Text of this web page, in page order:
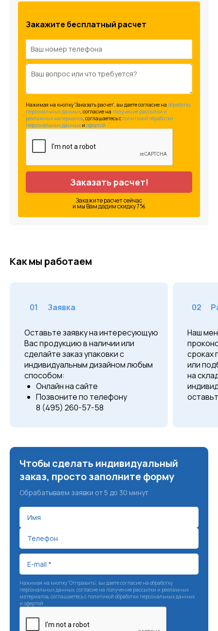
Закажите бесплатный расчет
Нажимая на кнопку 'Заказать расчет', вы даете согласие на обработку
персональных данных, согласие на получение рассылки и
рекламных материалов, соглашаетесь c политикой обработки
персональных данных и офертой
Заказать расчет!
Закажите расчет сейчас
и мы Вам дадим скидку 7%
Как мы работаем
01 Заявка
Оставьте заявку на интересующую
Вас продукцию в наличии или
сделайте заказ упаковки с
индивидуальным дизайном любым
способом:
Онлайн на сайте
Позвоните по телефону
8 (495) 260-57-58
02
Наш
сроках
или
на
Чтобы сделать индивидуальный
заказ, просто заполните форму
Обрабатываем заявки от 5 до 30 минут
Нажимая на кнопку 'Отправить', вы даете согласие на обработку
персональных данных, согласие на получение рассылки и рекламных
материалов, соглашаетесь c политикой обработки персональных данных
и офертой